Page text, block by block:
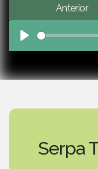
Anterior
Play
Serpa